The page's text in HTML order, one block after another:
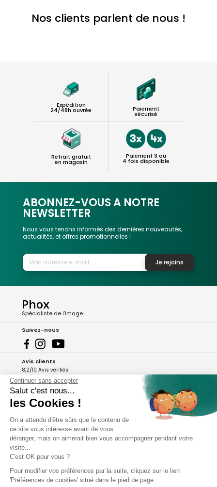
Nos clients parlent de nous !
Expédition
24/48h ouvrée Paiement
sécurisé
Retrait gratuit
en magasin
Paiement 3 ou
4 fois disponible
ABONNEZ-VOUS A NOTRE
NEWSLETTER
Nous vous tenons informés des dernières nouveautés,
actualités, et offres promotionnelles !
Je rejoins
Phox
Spécialiste de l'image
Suivez-nous
Avis clients
8,2/10 Avis vérifiés
L'Appli Phox
A propos de Phox
Services et garanties
Continuer sans accepter
Salut c'est nous...
les Cookies !
On a attendu d'être sûrs que le contenu de
ce site vous intéresse avant de vous
déranger, mais on aimerait bien vous accompagner pendant votre
visite...
C'est OK pour vous ?
Pour modifier vos préférences par la suite, cliquez sur le lien
'Préférences de cookies' situé dans le pied de page.